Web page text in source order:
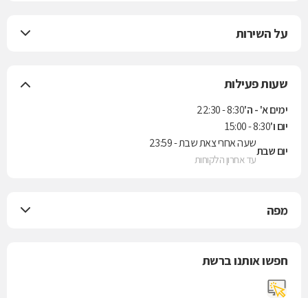
על השירות
שעות פעילות
ימים א' - ה'8:30 - 22:30
יום ו'8:30 - 15:00
יום שבת
שעה אחרי צאת שבת - 23:59
עד אחרון הלקוחות
מפה
חפשו אותנו ברשת